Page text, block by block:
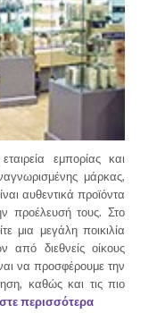
εμπορίας και
μάρκας,
αυθεντικά προϊόντα
προέλευσή τους. Στο
μια μεγάλη ποικιλία
από διεθνείς οίκους
να προσφέρουμε την
καθώς και τις πιο
περισσότερα